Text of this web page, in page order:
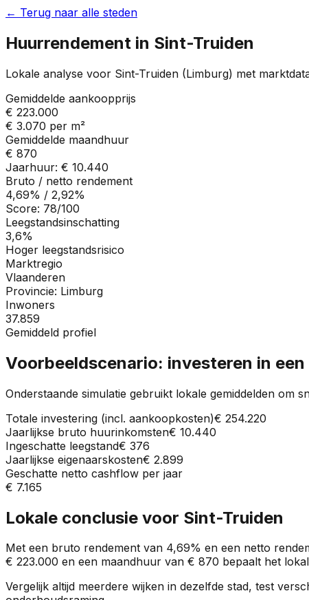
← Terug naar alle steden
Huurrendement in Sint-Truiden
Lokale analyse voor Sint-Truiden (Limburg) met
Gemiddelde aankoopprijs
€ 223.000
€ 3.070 per m²
Gemiddelde maandhuur
€ 870
Jaarhuur: € 10.440
Bruto / netto rendement
4,69% / 2,92%
Score: 78/100
Leegstandsinschatting
3,6%
Hoger leegstandsrisico
Marktregio
Vlaanderen
Provincie: Limburg
Inwoners
37.859
Gemiddeld profiel
Voorbeeldscenario: investeren in
Onderstaande simulatie gebruikt lokale gemiddelden om
Totale investering (incl. aankoopkosten)€ 254.220
Jaarlijkse bruto huurinkomsten€ 10.440
Ingeschatte leegstand€ 376
Jaarlijkse eigenaarskosten€ 2.899
Geschatte netto cashflow per jaar
€ 7.165
Lokale conclusie voor Sint-Truiden
Met een bruto rendement van 4,69% en een netto
€ 223.000 en een maandhuur van € 870 bepaalt het
Vergelijk altijd meerdere wijken in dezelfde stad, test